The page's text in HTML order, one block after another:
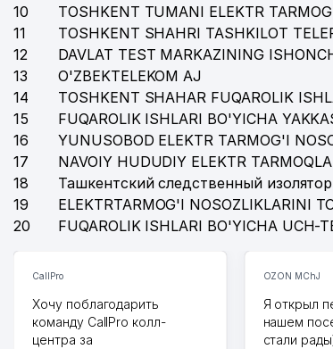
10
TOSHKENT TUMANI ELEKTR
11
TOSHKENT SHAHRI TASHKILOT
12
DAVLAT TEST MARKAZINING
13
O'ZBEKTELEKOM AJ
14
TOSHKENT SHAHAR FUQAROLIK
15
FUQAROLIK ISHLARI BO'YICHA
16
YUNUSOBOD ELEKTR TARMOG'I
17
NAVOIY HUDUDIY ELEKTR
18
Ташкентский следственный изолятор
19
ELEKTRTARMOG'I NOSOZLIKLARINI
20
FUQAROLIK ISHLARI BO'YICHA UCH-
CallPro
Хочу поблагодарить
команду CallPro колл-
центра за
OZON MChJ
Я открыл
нашем
стали